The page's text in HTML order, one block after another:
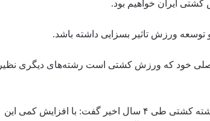
ایران خواهیم بود.
ورزش تاثیر بسزایی داشته باشد.
خود که ورزش کشتی است رشته‌های دیگری نظیر
🔸علیرضا دبیر رئیس فدراسیون کشتی نیز در این مراسم با اشاره به افزایش کمی ورزشکاران رشته کشتی طی ۴ سال اخیر گفت: با افزایش کمی این